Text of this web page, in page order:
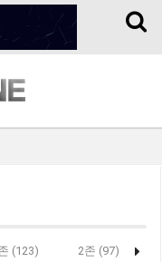
Toggle
(123) 2존 (97)